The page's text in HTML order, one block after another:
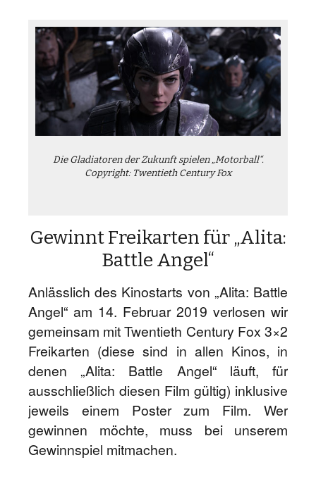
Die Gladiatoren der Zukunft spielen „Motorball“.
Copyright: Twentieth Century Fox
Gewinnt Freikarten für „Alita:
Battle Angel“
Anlässlich des Kinostarts von „Alita: Battle
Angel“ am 14. Februar 2019 verlosen wir
gemeinsam mit Twentieth Century Fox 3×2
Freikarten (diese sind in allen Kinos, in
denen „Alita: Battle Angel“ läuft, für
ausschließlich diesen Film gültig) inklusive
jeweils einem Poster zum Film. Wer
gewinnen möchte, muss bei unserem
Gewinnspiel mitmachen.